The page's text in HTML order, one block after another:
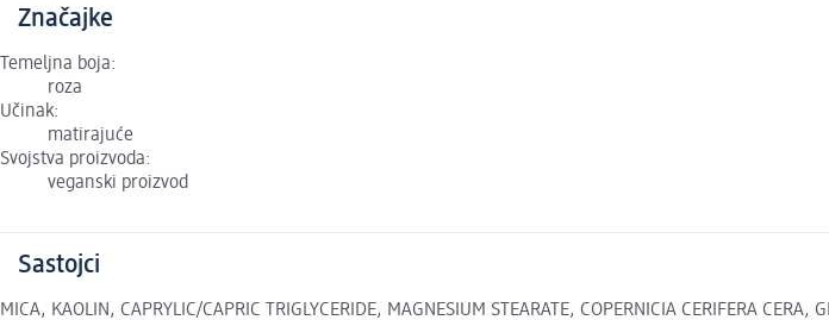
Značajke
Temeljna boja:
roza
Učinak:
matirajuće
Svojstva proizvoda:
veganski proizvod
Sastojci
MICA, KAOLIN, CAPRYLIC/CAPRIC TRIGLYCERIDE, MAGNESIUM STEARATE, COPERNICIA CERIFERA CERA,